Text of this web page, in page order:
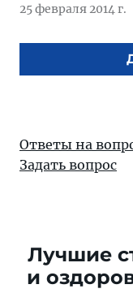
25 февраля 2014 г.
Ответы на
Задать вопрос
Лучшие
и